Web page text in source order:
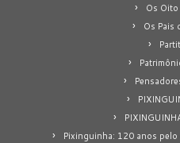
Os
Os Pais
Pixinguinha: 120 anos